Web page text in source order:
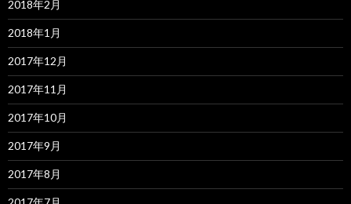
2018年2月
2018年1月
2017年12月
2017年11月
2017年10月
2017年9月
2017年8月